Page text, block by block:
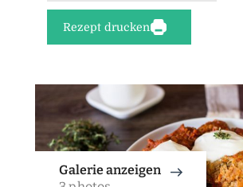
Rezept drucken
Galerie anzeigen